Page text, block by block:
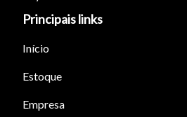
Principais links
Início
Estoque
Empresa